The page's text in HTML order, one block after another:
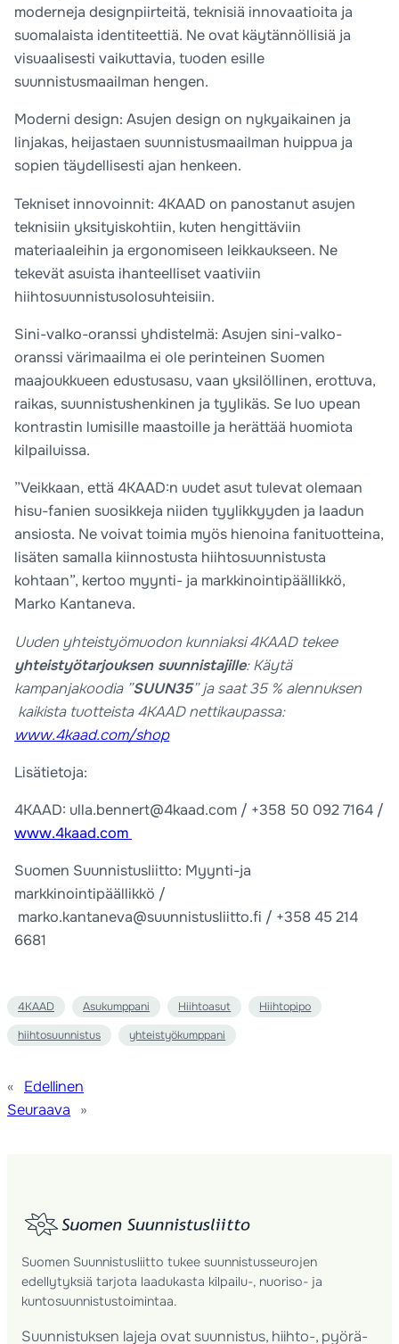
moderneja designpiirteitä, teknisiä innovaatioita ja
suomalaista identiteettiä. Ne ovat käytännöllisiä ja
visuaalisesti vaikuttavia, tuoden esille
suunnistusmaailman hengen.
Moderni design: Asujen design on nykyaikainen ja
linjakas, heijastaen suunnistusmaailman huippua ja
sopien täydellisesti ajan henkeen.
Tekniset innovoinnit: 4KAAD on panostanut asujen
teknisiin yksityiskohtiin, kuten hengittäviin
materiaaleihin ja ergonomiseen leikkaukseen. Ne
tekevät asuista ihanteelliset vaativiin
hiihtosuunnistusolosuhteisiin.
Sini-valko-oranssi yhdistelmä: Asujen sini-valko-
oranssi värimaailma ei ole perinteinen Suomen
maajoukkueen edustusasu, vaan yksilöllinen, erottuva,
raikas, suunnistushenkinen ja tyylikäs. Se luo upean
kontrastin lumisille maastoille ja herättää huomiota
kilpailuissa.
”Veikkaan, että 4KAAD:n uudet asut tulevat olemaan
hisu-fanien suosikkeja niiden tyylikkyyden ja laadun
ansiosta. Ne voivat toimia myös hienoina fanituotteina,
lisäten samalla kiinnostusta hiihtosuunnistusta
kohtaan”, kertoo myynti- ja markkinointipäällikkö,
Marko Kantaneva.
Uuden yhteistyömuodon kunniaksi 4KAAD tekee
yhteistyötarjouksen suunnistajille: Käytä
kampanjakoodia ”SUUN35” ja saat 35 % alennuksen
kaikista tuotteista 4KAAD nettikaupassa:
www.4kaad.com/shop
Lisätietoja:
4KAAD: ulla.bennert@4kaad.com / +358 50 092 7164 /
www.4kaad.com
Suomen Suunnistusliitto: Myynti-ja
markkinointipäällikkö /
marko.kantaneva@suunnistusliitto.fi / +358 45 214
6681
4KAAD Asukumppani Hiihtoasut Hiihtopipo
hiihtosuunnistus yhteistyökumppani
«
Edellinen
Seuraava
»
Suomen Suunnistusliitto tukee suunnistusseurojen
edellytyksiä tarjota laadukasta kilpailu-, nuoriso- ja
kuntosuunnistustoimintaa.
Suunnistuksen lajeja ovat suunnistus, hiihto-, pyörä-